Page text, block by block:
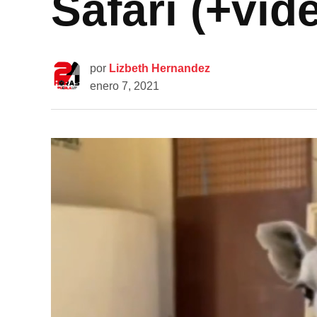
por Lizbeth Hernandez
enero 7, 2021